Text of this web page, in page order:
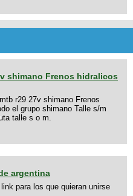
shimano Frenos hidralicos
r29 27v shimano Frenos
el grupo shimano Talle s/m
talle s o m.
argentina
para los que quieran unirse